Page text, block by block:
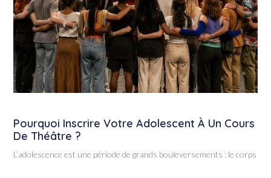
Pourquoi Inscrire Votre Adolescent À Un Cours
De Théâtre ?
L’adolescence est une période de grands bouleversements : le corps